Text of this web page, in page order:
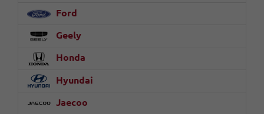
Ford
Geely
Honda
Hyundai
Jaecoo